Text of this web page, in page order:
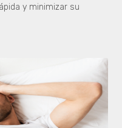
y minimizar su